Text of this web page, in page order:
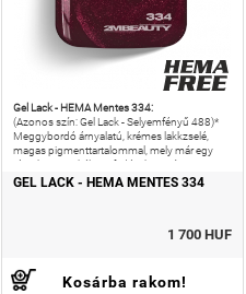
Gel Lack - HEMA Mentes 334:
(Azonos szín: Gel Lack - Selyemfényű 488)*
Meggybordó árnyalatú, krémes lakkzselé,
magas pigmenttartalommal, mely már egy
rétegben is tökéletes fedést biztosít.
GEL LACK - HEMA MENTES 334
1 700 HUF
Kosárba rakom!